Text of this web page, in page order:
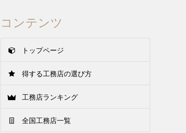
コンテンツ
トップページ
得する工務店の選び方
工務店ランキング
全国工務店一覧